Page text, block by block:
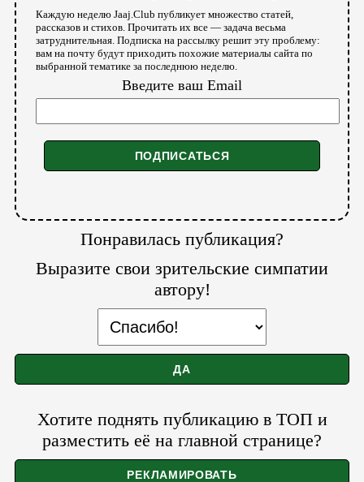
Каждую неделю Jaaj.Club публикует множество статей,
рассказов и стихов. Прочитать их все — задача весьма
затруднительная. Подписка на рассылку решит эту проблему:
вам на почту будут приходить похожие материалы сайта по
выбранной тематике за последнюю неделю.
Введите ваш Email
Понравилась публикация?
Выразите свои зрительские симпатии
автору!
Хотите поднять публикацию в ТОП и
разместить её на главной странице?